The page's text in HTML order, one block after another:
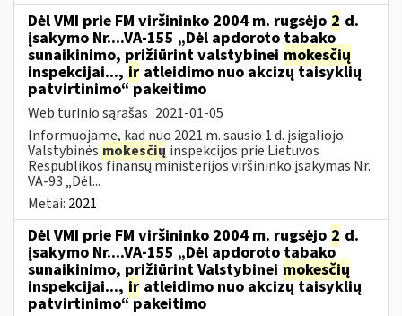
Dėl VMI prie FM viršininko 2004 m. rugsėjo 2 d.
įsakymo Nr....VA-155 „Dėl apdoroto tabako
sunaikinimo, prižiūrint valstybinei mokesčių
inspekcijai..., ir atleidimo nuo akcizų taisyklių
patvirtinimo“ pakeitimo
Web turinio sąrašas 2021-01-05
Informuojame, kad nuo 2021 m. sausio 1 d. įsigaliojo
Valstybinės mokesčių inspekcijos prie Lietuvos
Respublikos finansų ministerijos viršininko įsakymas Nr.
VA-93 „Dėl...
Metai: 2021
Dėl VMI prie FM viršininko 2004 m. rugsėjo 2 d.
įsakymo Nr....VA-155 „Dėl apdoroto tabako
sunaikinimo, prižiūrint Valstybinei mokesčių
inspekcijai..., ir atleidimo nuo akcizų taisyklių
patvirtinimo“ pakeitimo